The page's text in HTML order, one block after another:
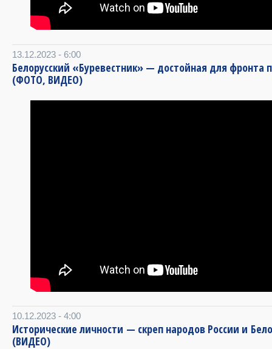
13.12.2023 - 6:00
Белорусский «Буревестник» — достойная для фронта
(ФОТО, ВИДЕО)
10.12.2023 - 4:00
Исторические личности — скреп народов России и
(ВИДЕО)